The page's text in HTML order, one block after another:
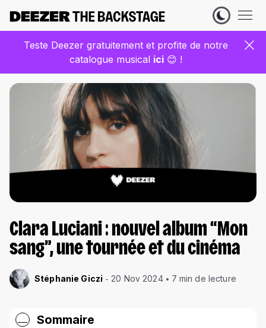
Teste Deezer gratuitement et profite de notre
catalogue musical ici 😊 !
Clara Luciani : nouvel album “Mon
sang”, une tournée et du cinéma
Stéphanie Giczi 20 Nov 2024 7 min de lecture
Sommaire